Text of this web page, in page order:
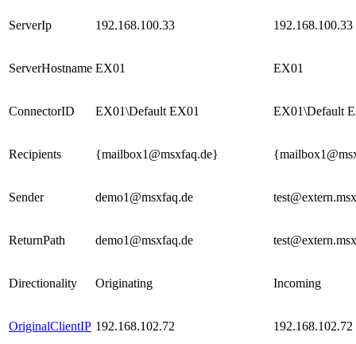
ServerIp 192.168.100.33 192.168.100.33
ServerHostname EX01 EX01
ConnectorID EX01\Default EX01 EX01\Default
Recipients {mailbox1@msxfaq.de}
Sender demo1@msxfaq.de
ReturnPath demo1@msxfaq.de
Directionality Originating Incoming
OriginalClientIP 192.168.102.72 192.168.102.72